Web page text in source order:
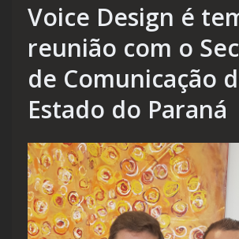
Voice Design é
reunião com o
de Comunicação
Estado do Paraná